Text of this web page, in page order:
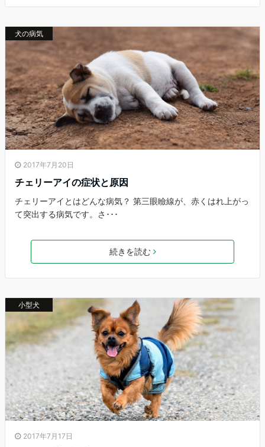
犬の病気
2017年7月20日
チェリーアイの症状と原因
チェリーアイとはどんな病気？ 第三眼瞼線が、赤くはれ上がっ
て突出する病気です。さ･･･
続きを読む
小型犬
2017年7月17日